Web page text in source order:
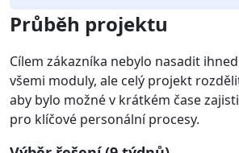
Průběh projektu
Cílem zákazníka nebylo nasadit
všemi moduly, ale celý projekt
aby bylo možné v krátkém čase
pro klíčové personální procesy.